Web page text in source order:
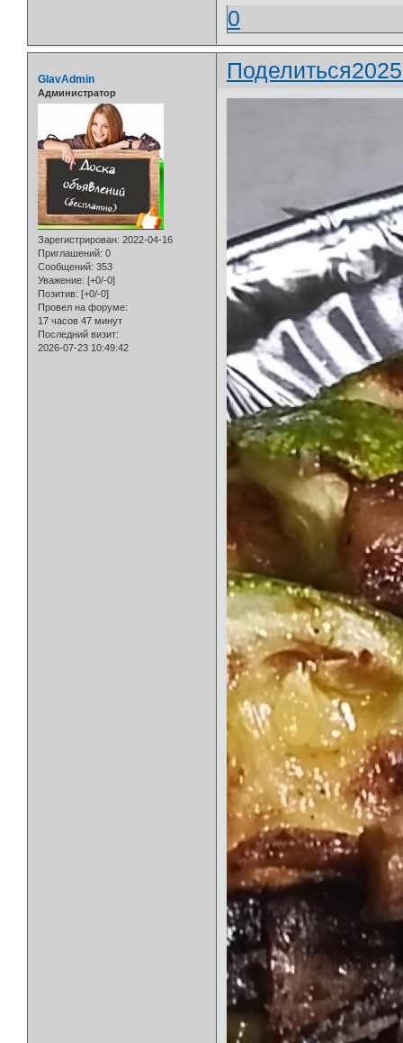
0
Поделиться
GlavAdmin
Администратор
Зарегистрирован: 2022-04-16
Приглашений: 0
Сообщений: 353
Уважение: [+0/-0]
Позитив: [+0/-0]
Провел на форуме:
17 часов 47 минут
Последний визит:
2026-07-23 10:49:42